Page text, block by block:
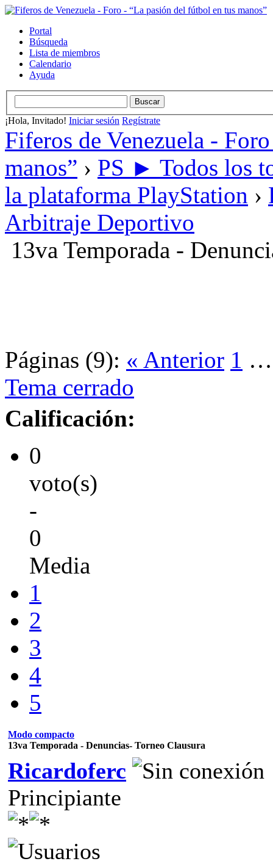
Portal
Búsqueda
Lista de miembros
Calendario
Ayuda
¡Hola, Invitado! Iniciar sesión Regístrate
Fiferos de Venezuela -
manos” › PS ► Todos los
la plataforma PlayStation ›
Arbitraje Deportivo
13va Temporada -
Páginas (9): « Anterior 1
Tema cerrado
Calificación:
0
voto(s)
-
0
Media
1
2
3
4
5
Modo compacto
13va Temporada - Denuncias- Torneo Clausura
Ricardoferc
Principiante